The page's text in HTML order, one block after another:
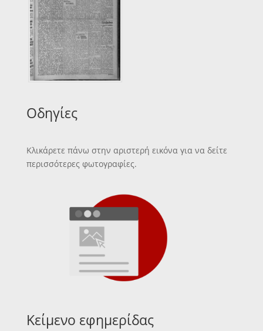
Οδηγίες
Κλικάρετε πάνω στην αριστερή εικόνα για να δείτε
περισσότερες φωτογραφίες.
Κείμενο εφημερίδας